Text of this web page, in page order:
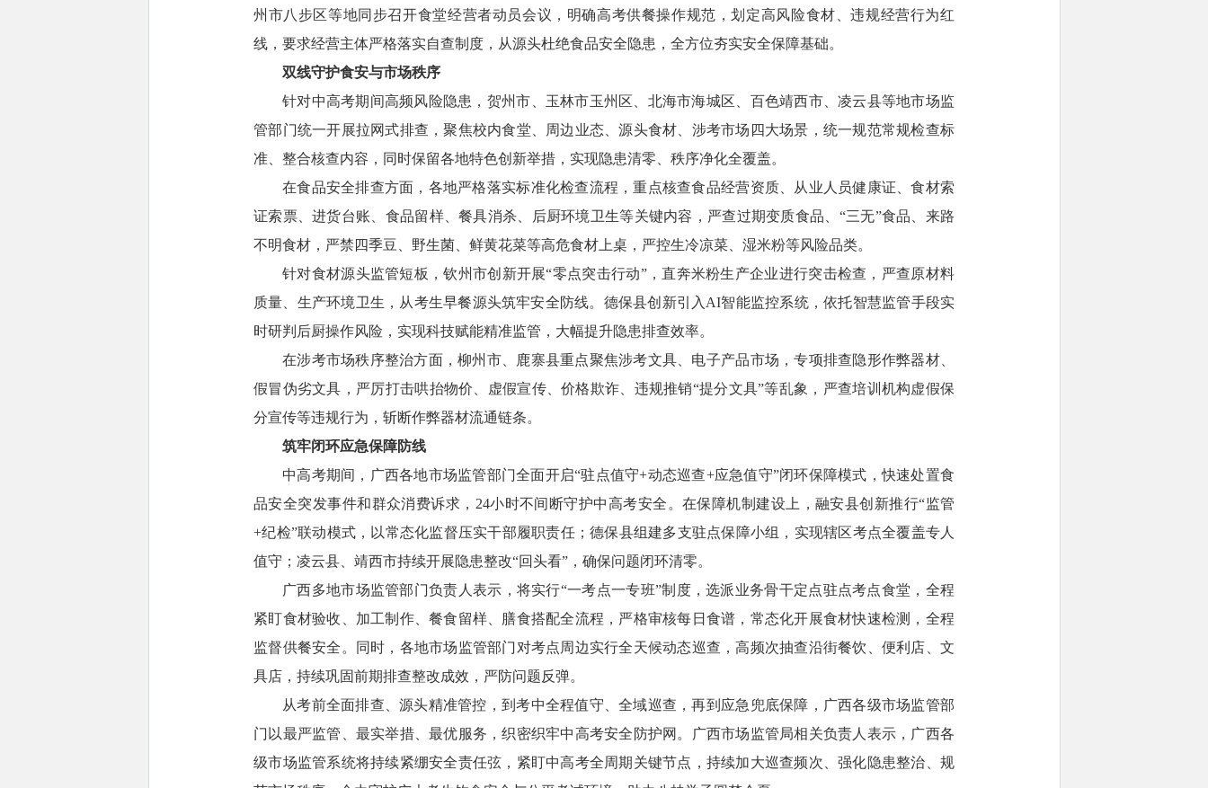
州市八步区等地同步召开食堂经营者动员会议，明确高考供餐操作规范，划定高风险食材、违规经营行为红
线，要求经营主体严格落实自查制度，从源头杜绝食品安全隐患，全方位夯实安全保障基础。
双线守护食安与市场秩序
针对中高考期间高频风险隐患，贺州市、玉林市玉州区、北海市海城区、百色靖西市、凌云县等地市场监
管部门统一开展拉网式排查，聚焦校内食堂、周边业态、源头食材、涉考市场四大场景，统一规范常规检查标
准、整合核查内容，同时保留各地特色创新举措，实现隐患清零、秩序净化全覆盖。
在食品安全排查方面，各地严格落实标准化检查流程，重点核查食品经营资质、从业人员健康证、食材索
证索票、进货台账、食品留样、餐具消杀、后厨环境卫生等关键内容，严查过期变质食品、“三无”食品、来路
不明食材，严禁四季豆、野生菌、鲜黄花菜等高危食材上桌，严控生冷凉菜、湿米粉等风险品类。
针对食材源头监管短板，钦州市创新开展“零点突击行动”，直奔米粉生产企业进行突击检查，严查原材料
质量、生产环境卫生，从考生早餐源头筑牢安全防线。德保县创新引入AI智能监控系统，依托智慧监管手段实
时研判后厨操作风险，实现科技赋能精准监管，大幅提升隐患排查效率。
在涉考市场秩序整治方面，柳州市、鹿寨县重点聚焦涉考文具、电子产品市场，专项排查隐形作弊器材、
假冒伪劣文具，严厉打击哄抬物价、虚假宣传、价格欺诈、违规推销“提分文具”等乱象，严查培训机构虚假保
分宣传等违规行为，斩断作弊器材流通链条。
筑牢闭环应急保障防线
中高考期间，广西各地市场监管部门全面开启“驻点值守+动态巡查+应急值守”闭环保障模式，快速处置食
品安全突发事件和群众消费诉求，24小时不间断守护中高考安全。在保障机制建设上，融安县创新推行“监管
+纪检”联动模式，以常态化监督压实干部履职责任；德保县组建多支驻点保障小组，实现辖区考点全覆盖专人
值守；凌云县、靖西市持续开展隐患整改“回头看”，确保问题闭环清零。
广西多地市场监管部门负责人表示，将实行“一考点一专班”制度，选派业务骨干定点驻点考点食堂，全程
紧盯食材验收、加工制作、餐食留样、膳食搭配全流程，严格审核每日食谱，常态化开展食材快速检测，全程
监督供餐安全。同时，各地市场监管部门对考点周边实行全天候动态巡查，高频次抽查沿街餐饮、便利店、文
具店，持续巩固前期排查整改成效，严防问题反弹。
从考前全面排查、源头精准管控，到考中全程值守、全域巡查，再到应急兜底保障，广西各级市场监管部
门以最严监管、最实举措、最优服务，织密织牢中高考安全防护网。广西市场监管局相关负责人表示，广西各
级市场监管系统将持续紧绷安全责任弦，紧盯中高考全周期关键节点，持续加大巡查频次、强化隐患整治、规